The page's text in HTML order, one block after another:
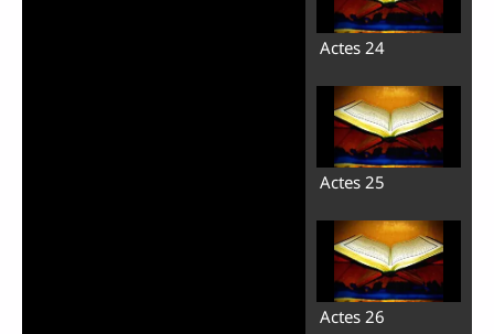
Actes 24
Actes 25
Actes 26